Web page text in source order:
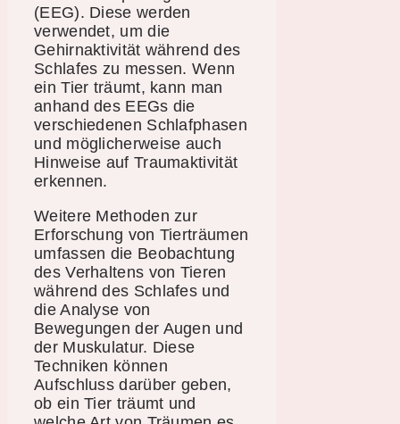
(EEG). Diese werden
verwendet, um die
Gehirnaktivität während des
Schlafes zu messen. Wenn
ein Tier träumt, kann man
anhand des EEGs die
verschiedenen Schlafphasen
und möglicherweise auch
Hinweise auf Traumaktivität
erkennen.
Weitere Methoden zur
Erforschung von Tierträumen
umfassen die Beobachtung
des Verhaltens von Tieren
während des Schlafes und
die Analyse von
Bewegungen der Augen und
der Muskulatur. Diese
Techniken können
Aufschluss darüber geben,
ob ein Tier träumt und